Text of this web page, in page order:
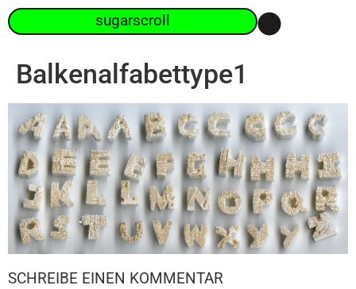
sugarscroll
Balkenalfabettype1
SCHREIBE EINEN KOMMENTAR